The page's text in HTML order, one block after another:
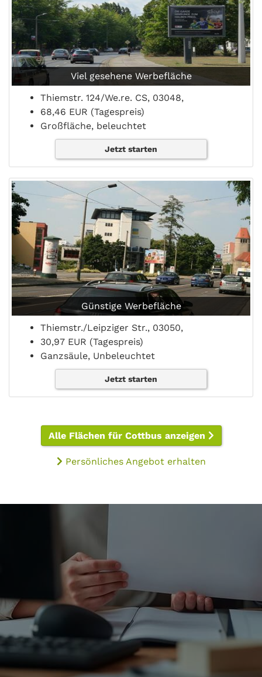
Viel gesehene Werbefläche
Thiemstr. 124/We.re. CS, 03048,
68,46 EUR (Tagespreis)
Großfläche, beleuchtet
Jetzt starten
Günstige Werbefläche
Thiemstr./Leipziger Str., 03050,
30,97 EUR (Tagespreis)
Ganzsäule, Unbeleuchtet
Jetzt starten
Alle Flächen für Cottbus anzeigen
Persönliches Angebot erhalten